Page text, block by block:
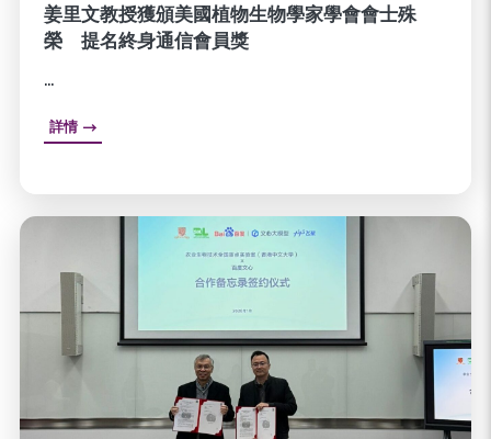
姜里文教授獲頒美國植物生物學家學會會士殊
榮 提名終身通信會員獎
...
詳情